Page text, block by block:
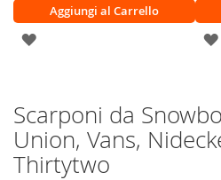
Aggiungi al Carrello
AGGIUNGI
DESIDERI
Scarponi da
Union, Vans,
Thirtytwo